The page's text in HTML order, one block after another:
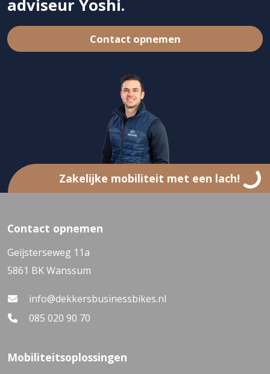
adviseur Yoshi.
Contact opnemen
Zakelijke mobiliteit met een lach!
Contact opnemen
Geijsterseweg 11a
5861 BK Wanssum
info@dekkersbusinessbikes.nl
085 020 90 70
Mobiliteitsoplossingen